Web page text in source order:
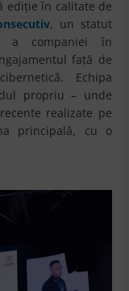
ediție în calitate de
, un statut
a companiei în
față de
Echipa
propriu – unde
realizate pe
principală, cu o